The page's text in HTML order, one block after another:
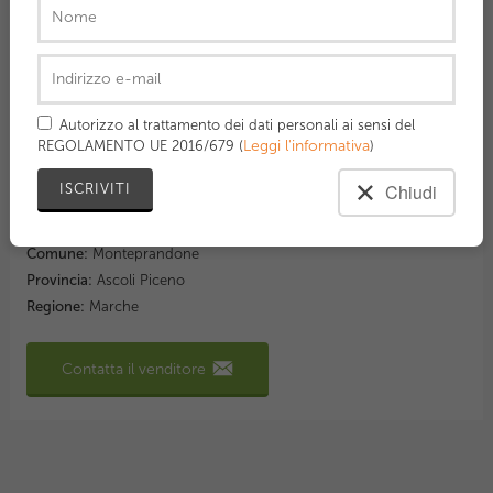
originale.
Dettagli
Categoria: Racchette
Marca: Yonex
Modello:
Comune: Monteprandone
Provincia: Ascoli Piceno
Regione: Marche
Contatta il venditore
Autorizzo al trattamento dei dati personali ai sensi del
REGOLAMENTO UE 2016/679 (Leggi l'informativa)
Chiudi